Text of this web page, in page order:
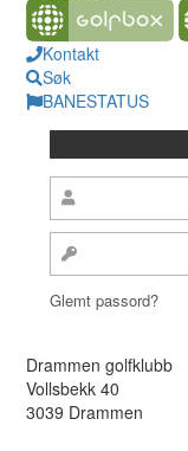
Kontakt
Søk
BANESTATUS
Glemt passord?
Drammen golfklubb
Vollsbekk 40
3039 Drammen